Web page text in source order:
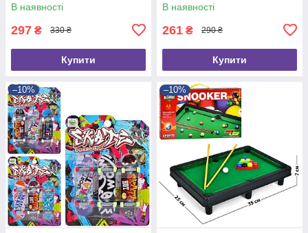
В наявності
297 ₴ 330 ₴
Купити
В наявності
261 ₴ 290 ₴
Купити
–10% –10%